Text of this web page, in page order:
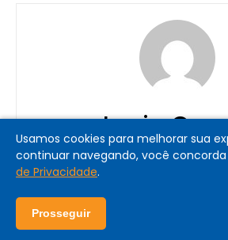
Lucia
Usamos cookies para melhorar sua
continuar navegando, você
de Privacidade.
Prosseguir